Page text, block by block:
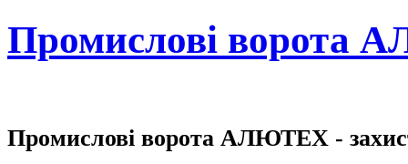
Промислові ворота
Промислові ворота АЛЮТЕХ -